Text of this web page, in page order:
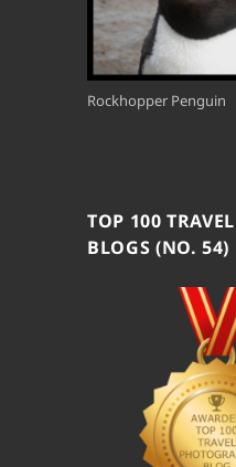
Rockhopper Penguin
TOP 100
BLOGS (NO. 54)